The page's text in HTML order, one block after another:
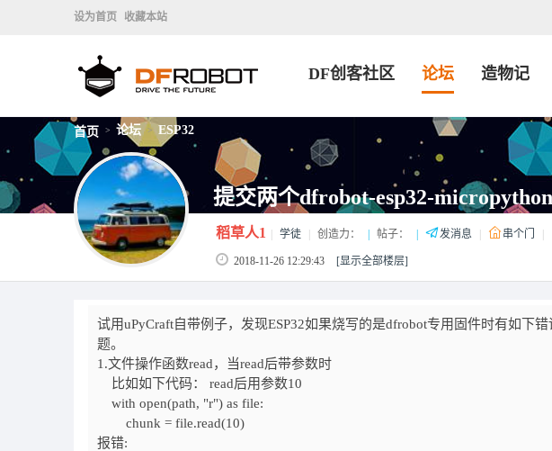
设为首页 收藏本站
DF创客社区 论坛 造物记
首页 > 论坛 > ESP32
提交两个dfrobot-esp32-
稻草人1 学徒 创造力： 帖子： 发消息 串个门
2018-11-26 12:29:43 [显示全部楼层]
试用uPyCraft自带例子，发现ESP32如果烧写的是dfrobot专用固件时有如下
题。
1.文件操作函数read，当read后带参数时
比如如下代码： read后用参数10
with open(path, "r") as file:
chunk = file.read(10)
报错: